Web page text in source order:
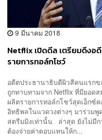
9 มีนาคม 2018
Netflix เปิดดีล เตรียมดึงอ
รายการทอล์กโชว์
อดีตประธานาธิบดีผิวสีคนแรกข
ถูกทาบทามจาก Netflix ที่มียอด
ผลิตรายการทอล์กโชว์สุดเอ็ก
อิทธิพลในแวดวงต่างๆ มาร่วม
สตรีมมิงเท่านั้น ล่าสุด ยังไม่มีก
ต้องจ่ายค่าตอบแทนให้ก...